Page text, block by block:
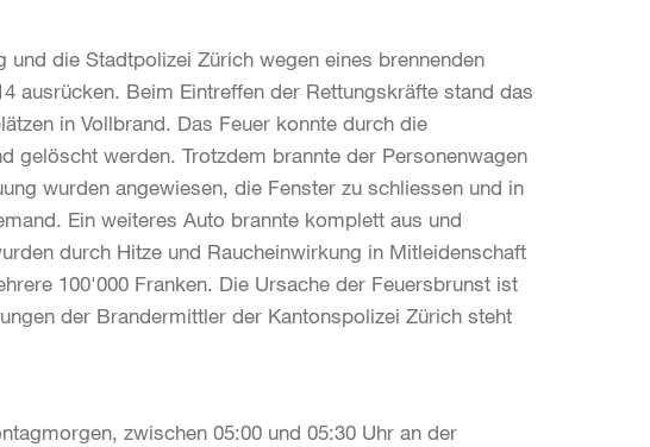
und die Stadtpolizei Zürich wegen eines brennenden
ausrücken. Beim Eintreffen der Rettungskräfte stand das
in Vollbrand. Das Feuer konnte durch die
gelöscht werden. Trotzdem brannte der Personenwagen
wurden angewiesen, die Fenster zu schliessen und in
Ein weiteres Auto brannte komplett aus und
durch Hitze und Raucheinwirkung in Mitleidenschaft
100'000 Franken. Die Ursache der Feuersbrunst ist
der Brandermittler der Kantonspolizei Zürich steht
zwischen 05:00 und 05:30 Uhr an der